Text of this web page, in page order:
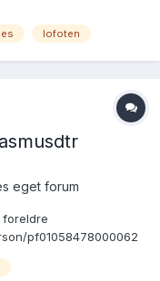
lofoten
eget forum
foreldre
pf01058478000062